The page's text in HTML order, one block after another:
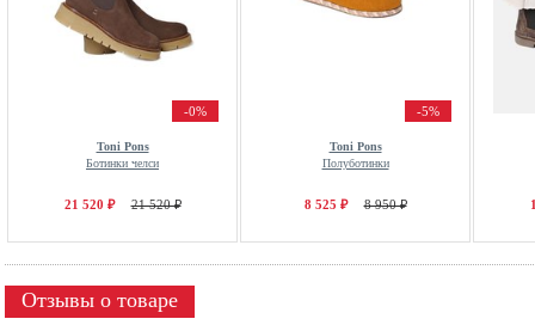
-0%
Toni Pons
Ботинки челси
21 520 ₽ 21 520 ₽
-5%
Toni Pons
Полуботинки
8 525 ₽ 8 950 ₽
Отзывы о товаре